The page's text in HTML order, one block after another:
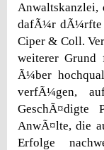
Anwaltskanzlei,
dafÃ¼r dÃ¼rfte
Ciper & Coll.
weiterer
Ã¼ber
verfÃ¼gen,
GeschÃ¤digte
AnwÃ¤lte, die
Erfolge